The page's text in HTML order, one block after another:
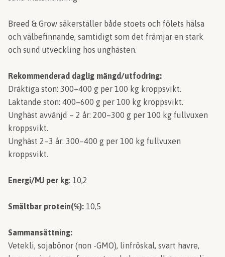
Breed & Grow säkerställer både stoets och fölets hälsa
och välbefinnande, samtidigt som det främjar en stark
och sund utveckling hos unghästen.
Rekommenderad daglig mängd/utfodring:
Dräktiga ston: 300–400 g per 100 kg kroppsvikt.
Laktande ston: 400–600 g per 100 kg kroppsvikt.
Unghäst avvänjd – 2 år: 200–300 g per 100 kg fullvuxen
kroppsvikt.
Unghäst 2–3 år: 300–400 g per 100 kg fullvuxen
kroppsvikt.
Energi/MJ per kg: 10,2
Smältbar protein(%): 10,5
Sammansättning:
Vetekli, sojabönor (non -GMO), linfröskal, svart havre,